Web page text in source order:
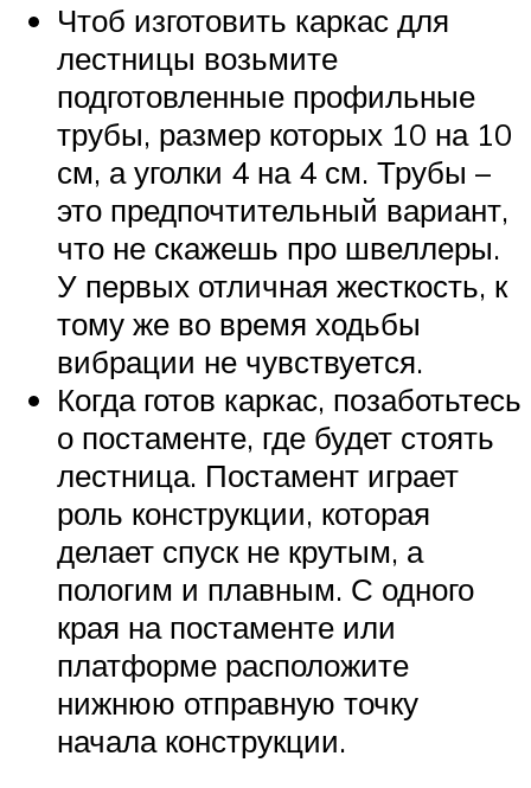
Чтоб изготовить каркас для
лестницы возьмите
подготовленные профильные
трубы, размер которых 10 на 10
см, а уголки 4 на 4 см. Трубы –
это предпочтительный вариант,
что не скажешь про швеллеры.
У первых отличная жесткость, к
тому же во время ходьбы
вибрации не чувствуется.
Когда готов каркас, позаботьтесь
о постаменте, где будет стоять
лестница. Постамент играет
роль конструкции, которая
делает спуск не крутым, а
пологим и плавным. С одного
края на постаменте или
платформе расположите
нижнюю отправную точку
начала конструкции.